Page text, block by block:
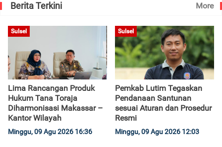
Berita Terkini More
Sulsel
Lima Rancangan Produk
Hukum Tana Toraja
Diharmonisasi Makassar –
Kantor Wilayah
Minggu, 09 Agu 2026 16:36
Sulsel
Pemkab Lutim Tegaskan
Pendanaan Santunan
sesuai Aturan dan Prosedur
Resmi
Minggu, 09 Agu 2026 12:03